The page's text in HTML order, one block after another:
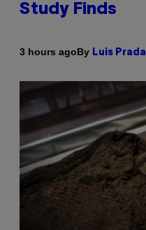
Study Finds
3 hours agoBy Luis Prada